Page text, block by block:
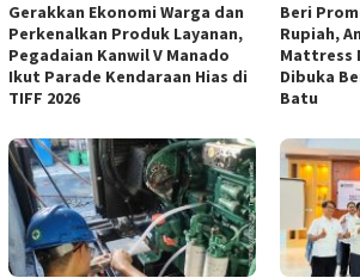
Gerakkan Ekonomi Warga dan
Perkenalkan Produk Layanan,
Pegadaian Kanwil V Manado
Ikut Parade Kendaraan Hias di
TIFF 2026
Beri
Rupiah,
Mattress
Dibuka
Batu